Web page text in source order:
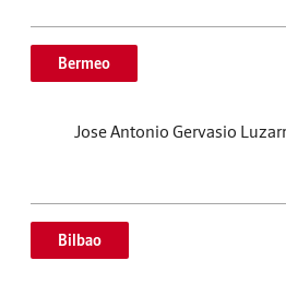
Bermeo
Jose Antonio Gervasio
Bilbao